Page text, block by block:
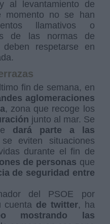
y al levantamiento de
momento no se han
llamativos o
de las normas de
respetarse en
fin de semana, en
aglomeraciones
, zona que recoge los
junto al mar. Se
dará parte a las
eviten situaciones
durante el fin de
de personas que
de seguridad entre
del PSOE por
cuenta de twitter, ha
mostrando las